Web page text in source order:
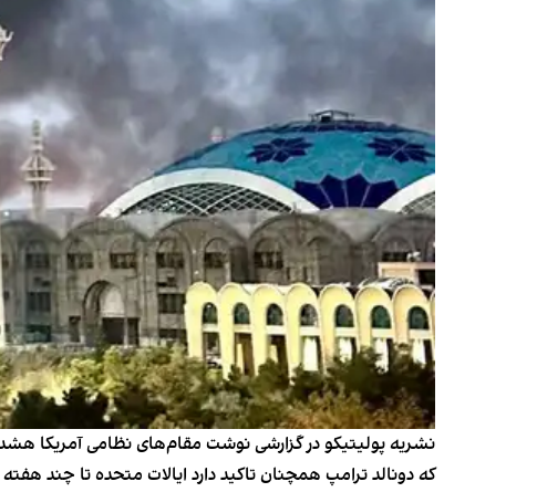
نشریه پولیتیکو در گزارشی نوشت مقام‌های نظامی آمریکا
که دونالد ترامپ همچنان تاکید دارد ایالات متحده تا چند